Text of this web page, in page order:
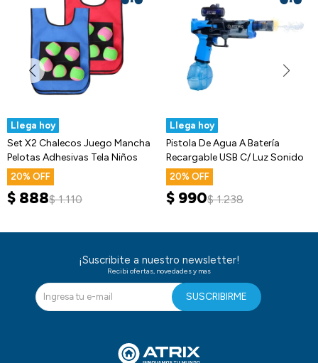
Llega hoy
Set X2 Chalecos Juego Mancha
Pelotas Adhesivas Tela Niños
20
$ 888$ 1.110
Llega hoy
Pistola De Agua A Batería
Recargable USB C/ Luz Sonido
20
$ 990$ 1.238
¡Suscribite a nuestro newsletter!
Recibi ofertas, novedades y mas
SUSCRIBIRME